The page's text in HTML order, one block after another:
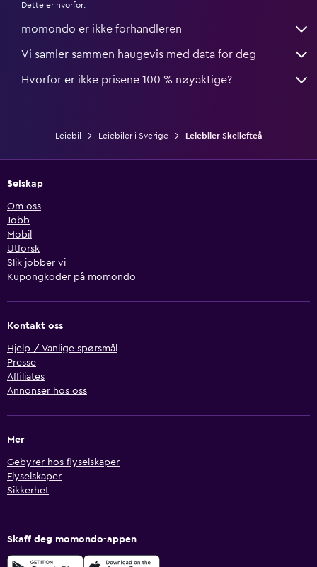
Dette er hvorfor:
momondo er ikke forhandleren
Vi samler sammen haugevis med data for deg
Hvorfor er ikke prisene 100 % nøyaktige?
Leiebil Leiebiler i Sverige Leiebiler Skellefteå
Selskap
Om oss
Jobb
Mobil
Utforsk
Slik jobber vi
Kupongkoder på momondo
Kontakt oss
Hjelp / Vanlige spørsmål
Presse
Affiliates
Annonser hos oss
Mer
Gebyrer hos flyselskaper
Flyselskaper
Sikkerhet
Skaff deg momondo-appen